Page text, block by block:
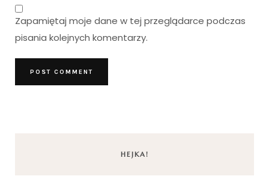
Zapamiętaj moje dane w tej przeglądarce podczas
pisania kolejnych komentarzy.
HEJKA!